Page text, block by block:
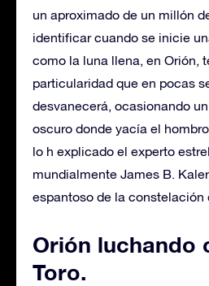
un aproximado de un millón
identificar cuando se inicie
como la luna llena, en Orión,
particularidad que en pocas
desvanecerá, ocasionando
oscuro donde yacía el
lo h explicado el experto
mundialmente James B.
espantoso de la constelación
Orión luchando
Toro.